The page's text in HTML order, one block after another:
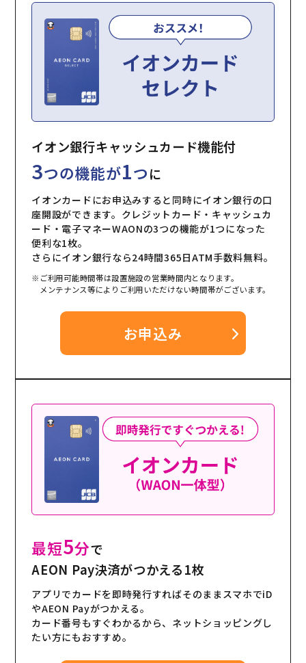
イオン銀行キャッシュカード機能付
3つの機能が1つに
イオンカードにお申込みすると同時にイオン銀行の口
座開設ができます。クレジットカード・キャッシュカ
ード・電子マネーWAONの3つの機能が1つになった
便利な1枚。
さらにイオン銀行なら24時間365日ATM手数料無料。
※ご利用可能時間帯は設置施設の営業時間内となります。
メンテナンス等によりご利用いただけない時間帯がございます。
お申込み
最短5分で
AEON Pay決済がつかえる1枚
アプリでカードを即時発行すればそのままスマホでiD
やAEON Payがつかえる。
カード番号もすぐわかるから、ネットショッピングし
たい方にもおすすめ。